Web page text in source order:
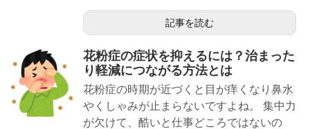
記事を読む
花粉症の症状を抑えるには？治まった
り軽減につながる方法とは
花粉症の時期が近づくと目が痒くなり鼻水
やくしゃみが止まらないですよね。 集中力
が欠けて、酷いと仕事どころではないの